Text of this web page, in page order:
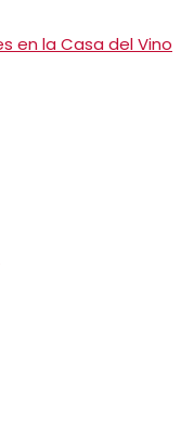
en la Casa del Vino